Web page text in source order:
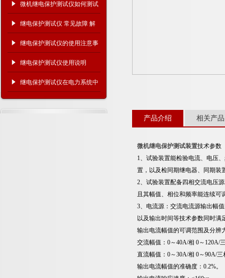
微机继电保护测试仪如何测试
10kV过流保护
继电保护测试仪 常见故障 解
决方法
继电保护测试仪的使用注意事
项有哪些？
继电保护测试仪使用说明
继电保护测试仪在电力系统中
的关键作用！
产品介绍 相关产品
微机继电保护测试装置技术参数
1、试验装置能检验电流、电压
置，以及检同期继电器、同期装
2、试验装置配备四相交流电压
且其幅值、相位和频率能连续可
3、电流源：交流电流源输出幅
以及输出时间等技术参数同时满
输出电流幅值的可调范围及分辨
交流幅值：0～40A/相 0～120A/
直流幅值：0～30A/相 0～90A/
输出电流幅值的准确度：0.2%。